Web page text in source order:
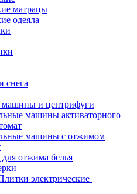
матрацы
одеяла
снега
и центрифуги
машины активаторного
машины с отжимом
отжима белья
электрические |